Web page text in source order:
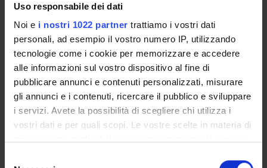
Uso responsabile dei dati
Noi e i nostri 1022 partner trattiamo i vostri dati
personali, ad esempio il vostro numero IP, utilizzando
tecnologie come i cookie per memorizzare e accedere
alle informazioni sul vostro dispositivo al fine di
pubblicare annunci e contenuti personalizzati, misurare
gli annunci e i contenuti, ricercare il pubblico e sviluppare
i servizi. Avete la possibilità di scegliere chi utilizza i
vostri dati e per quali scopi. Le vostre scelte in materia di
Corso disattivato
Presentazione
** ATT.NE: I TERMINI DI ISCRIZIONE SONO
PROROGATI FINO AL 15/01/2019 **
motorio nell’infanzia che provengono dai sistemi